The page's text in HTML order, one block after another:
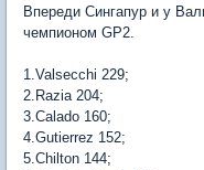
Впереди Сингапур и у
чемпионом GP2.
1.Valsecchi 229;
2.Razia 204;
3.Calado 160;
4.Gutierrez 152;
5.Chilton 144;